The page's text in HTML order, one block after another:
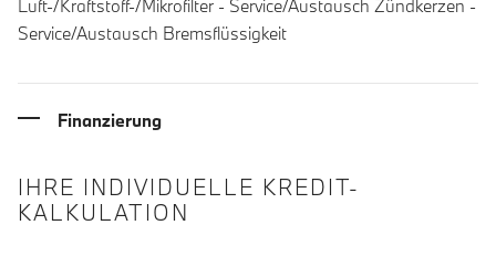
Luft-/Kraftstoff-/Mikrofilter - Service/Austausch Zündkerzen -
Service/Austausch Bremsflüssigkeit
Finanzierung
IHRE INDIVIDUELLE KREDIT-
KALKULATION